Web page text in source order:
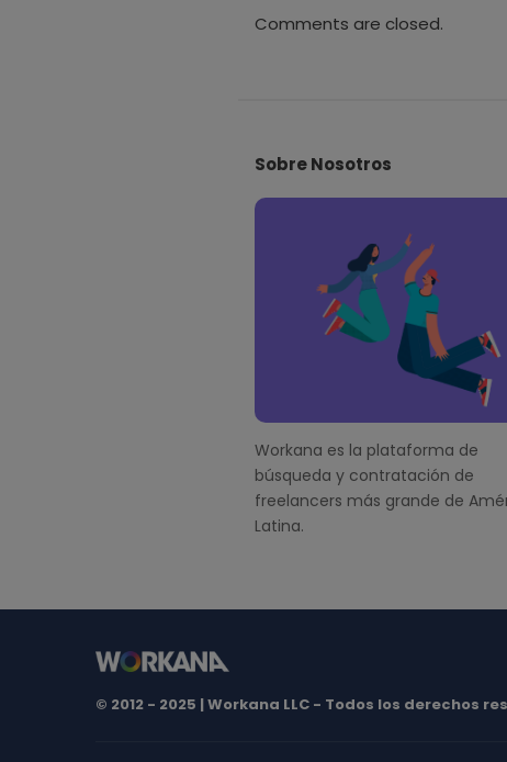
Comments are closed.
Sobre Nosotros
Workana es la plataforma de
búsqueda y contratación de
freelancers más grande de
Latina.
© 2012 - 2025 | Workana LLC - Todos los derechos